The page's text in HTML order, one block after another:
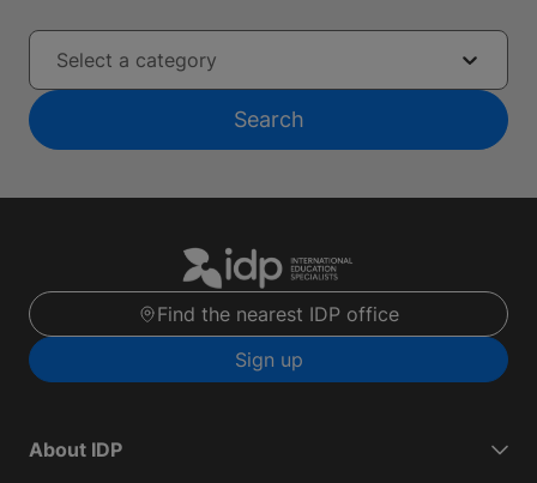
Select a category
Search
Find the nearest IDP office
Sign up
About IDP